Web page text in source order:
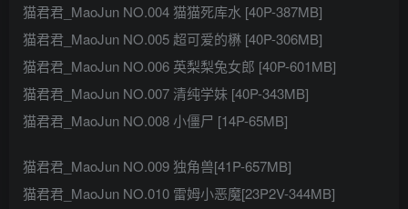
猫君君_MaoJun NO.004 猫猫死库水 [40P-387MB]
猫君君_MaoJun NO.005 超可爱的楙 [40P-306MB]
猫君君_MaoJun NO.006 英梨梨兔女郎 [40P-601MB]
猫君君_MaoJun NO.007 清纯学妹 [40P-343MB]
猫君君_MaoJun NO.008 小僵尸 [14P-65MB]
猫君君_MaoJun NO.009 独角兽[41P-657MB]
猫君君_MaoJun NO.010 雷姆小恶魔[23P2V-344MB]